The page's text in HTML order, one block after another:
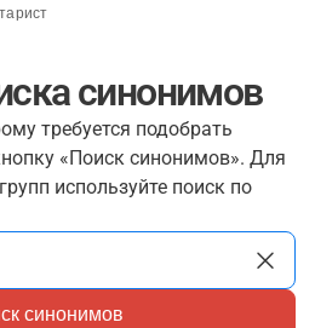
синонимов
требуется подобрать
«Поиск синонимов». Для
используйте поиск по
синонимов